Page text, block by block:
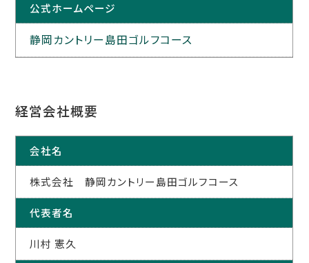
公式ホームページ
静岡カントリー島田ゴルフコース
経営会社概要
会社名
株式会社 静岡カントリー島田ゴルフコース
代表者名
川村 憲久